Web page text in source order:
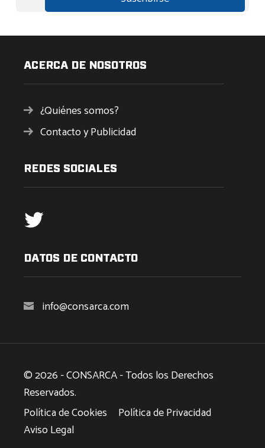
ACERCA DE NOSOTROS
¿Quiénes somos?
Contacto y Publicidad
REDES SOCIALES
DATOS DE CONTACTO
info@consarca.com
© 2026 - CONSARCA - Todos los Derechos
Reservados.
Política de Cookies
Política de Privacidad
Aviso Legal